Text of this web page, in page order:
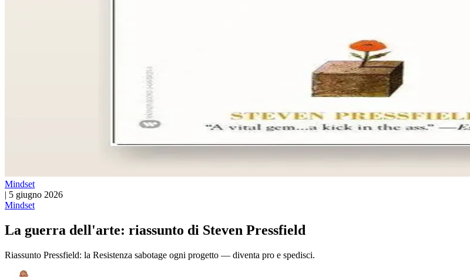
Mindset
| 5 giugno 2026
Mindset
La guerra dell'arte: riassunto di Steven Pressfield
Riassunto Pressfield: la Resistenza sabotage ogni progetto — diventa pro e spedisci.